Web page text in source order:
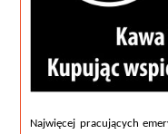
Najwięcej pracujących